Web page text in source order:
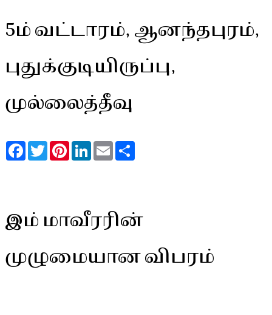
5ம் வட்டாரம், ஆனந்தபுரம்,
புதுக்குடியிருப்பு,
முல்லைத்தீவு
FacebookTwitterPinterestLinkedInEmail
இம் மாவீரரின்
முழுமையான விபரம்